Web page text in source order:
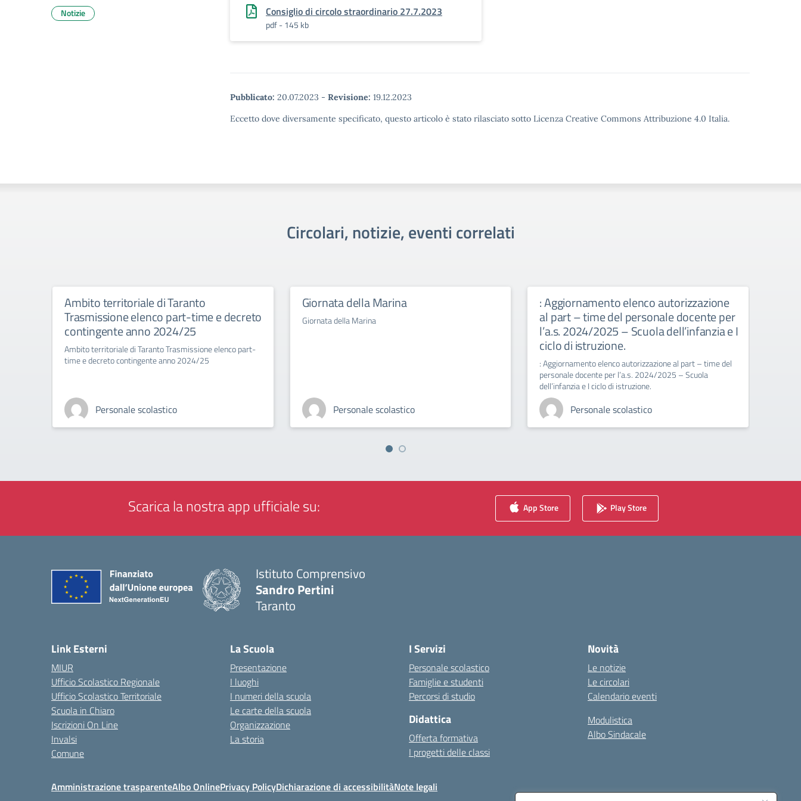
Consiglio di circolo straordinario 27.7.2023
pdf - 145 kb
Pubblicato: 20.07.2023 - Revisione: 19.12.2023
Eccetto dove diversamente specificato, questo articolo è stato rilasciato sotto Licenza Creative Commons Attribuzione 4.0 Italia.
Notizie
Circolari, notizie, eventi correlati
Ambito territoriale di Taranto
Trasmissione elenco part-time e decreto
contingente anno 2024/25
Ambito territoriale di Taranto Trasmissione elenco part-
time e decreto contingente anno 2024/25
Personale scolastico
Giornata della Marina
Giornata della Marina
Personale scolastico
: Aggiornamento elenco autorizzazione
al part – time del personale docente per
l’a.s. 2024/2025 – Scuola dell’infanzia e I
ciclo di istruzione.
: Aggiornamento elenco autorizzazione al part – time del
personale docente per l’a.s. 2024/2025 – Scuola
dell’infanzia e I ciclo di istruzione.
Personale scolastico
Scarica la nostra app ufficiale su: App Store Play Store
Istituto Comprensivo
Sandro Pertini
Taranto
Link Esterni
MIUR
Ufficio Scolastico Regionale
Ufficio Scolastico Territoriale
Scuola in Chiaro
Iscrizioni On Line
Invalsi
Comune
La Scuola
Presentazione
I luoghi
I numeri della scuola
Le carte della scuola
Organizzazione
La storia
I Servizi
Personale scolastico
Famiglie e studenti
Percorsi di studio
Didattica
Offerta formativa
I progetti delle classi
Novità
Le notizie
Le circolari
Calendario eventi
Modulistica
Albo Sindacale
Amministrazione trasparenteAlbo OnlinePrivacy PolicyDichiarazione di accessibilitàNote legali